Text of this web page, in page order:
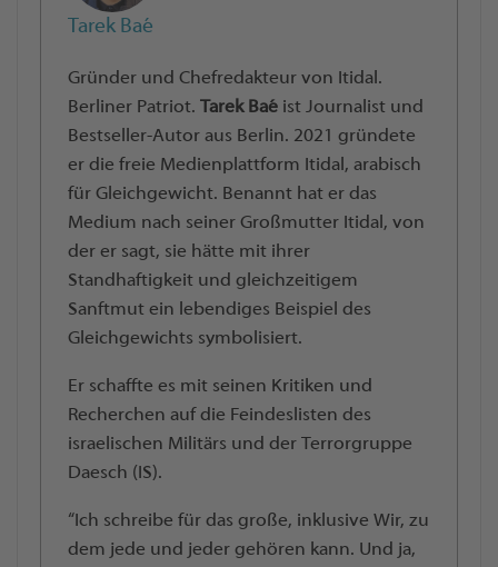
Tarek Baé
Gründer und Chefredakteur von Itidal.
Berliner Patriot. Tarek Baé ist Journalist und
Bestseller-Autor aus Berlin. 2021 gründete
er die freie Medienplattform Itidal, arabisch
für Gleichgewicht. Benannt hat er das
Medium nach seiner Großmutter Itidal, von
der er sagt, sie hätte mit ihrer
Standhaftigkeit und gleichzeitigem
Sanftmut ein lebendiges Beispiel des
Gleichgewichts symbolisiert.
Er schaffte es mit seinen Kritiken und
Recherchen auf die Feindeslisten des
israelischen Militärs und der Terrorgruppe
Daesch (IS).
“Ich schreibe für das große, inklusive Wir, zu
dem jede und jeder gehören kann. Und ja,